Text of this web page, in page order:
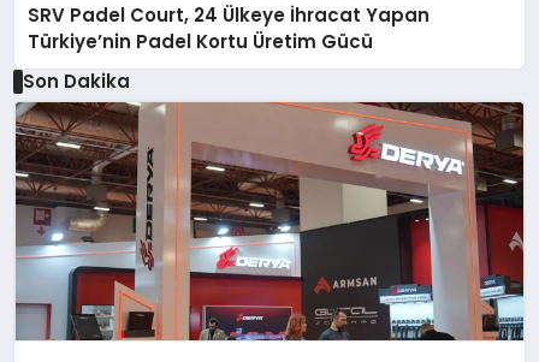
SRV Padel Court, 24 Ülkeye İhracat Yapan
Türkiye’nin Padel Kortu Üretim Gücü
Son Dakika